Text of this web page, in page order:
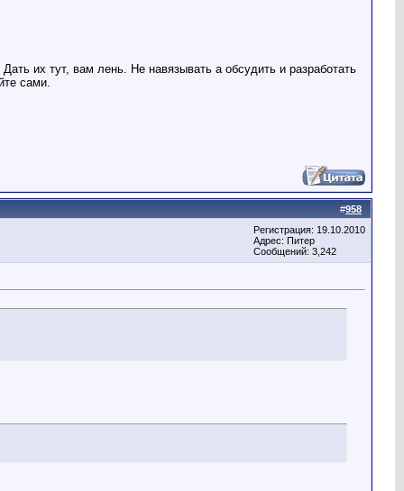
их тут, вам лень. Не навязывать а обсудить и разработать
сами.
#958
Регистрация: 19.10.2010
Адрес: Питер
Сообщений: 3,242